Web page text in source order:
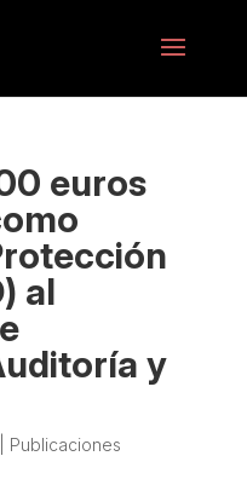
euros
al
y
Publicaciones